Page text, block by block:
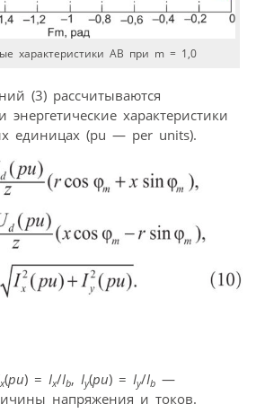
характеристики АВ при m = 1,0
(3) рассчитываются
энергетические характеристики
единицах (pu — per units).
x(pu) = Ix/Ib, Iy(pu) = Iy/Ib —
напряжения и токов.